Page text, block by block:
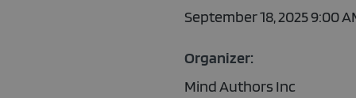
September 18, 2025 9:00
Organizer:
Mind Authors Inc